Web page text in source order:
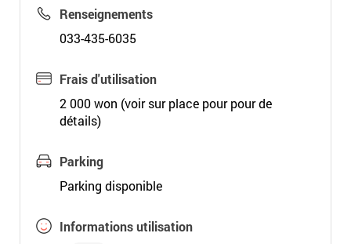
Renseignements
033-435-6035
Frais d'utilisation
2 000 won (voir sur place pour pour de
détails)
Parking
Parking disponible
Informations utilisation